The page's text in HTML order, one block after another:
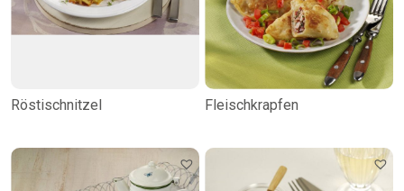
Röstischnitzel Fleischkrapfen